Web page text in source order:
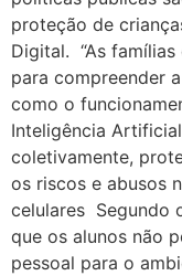
proteção de
Digital. “As
para compreender
como o
Inteligência
coletivamente,
os riscos e abusos
celulares Segundo
que os alunos não
pessoal para o